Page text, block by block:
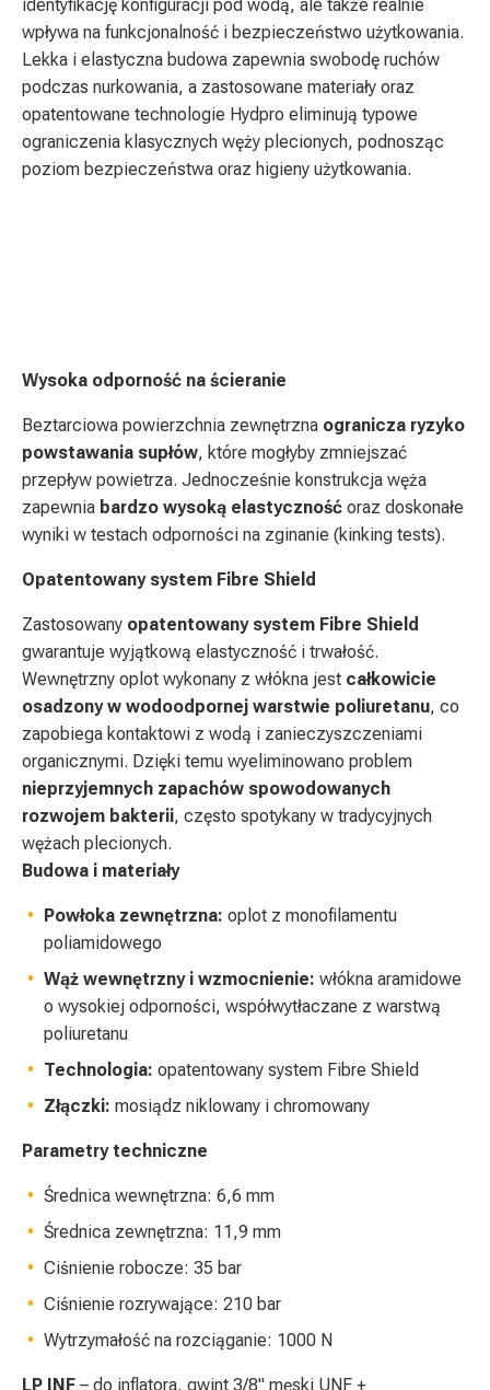
identyfikację konfiguracji pod wodą, ale także realnie
wpływa na funkcjonalność i bezpieczeństwo użytkowania.
Lekka i elastyczna budowa zapewnia swobodę ruchów
podczas nurkowania, a zastosowane materiały oraz
opatentowane technologie Hydpro eliminują typowe
ograniczenia klasycznych węży plecionych, podnosząc
poziom bezpieczeństwa oraz higieny użytkowania.
Wysoka odporność na ścieranie
Beztarciowa powierzchnia zewnętrzna ogranicza ryzyko
powstawania supłów, które mogłyby zmniejszać
przepływ powietrza. Jednocześnie konstrukcja węża
zapewnia bardzo wysoką elastyczność oraz doskonałe
wyniki w testach odporności na zginanie (kinking tests).
Opatentowany system Fibre Shield
Zastosowany opatentowany system Fibre Shield
gwarantuje wyjątkową elastyczność i trwałość.
Wewnętrzny oplot wykonany z włókna jest całkowicie
osadzony w wodoodpornej warstwie poliuretanu, co
zapobiega kontaktowi z wodą i zanieczyszczeniami
organicznymi. Dzięki temu wyeliminowano problem
nieprzyjemnych zapachów spowodowanych
rozwojem bakterii, często spotykany w tradycyjnych
wężach plecionych.
Budowa i materiały
Powłoka zewnętrzna: oplot z monofilamentu
poliamidowego
Wąż wewnętrzny i wzmocnienie: włókna aramidowe
o wysokiej odporności, współwytłaczane z warstwą
poliuretanu
Technologia: opatentowany system Fibre Shield
Złączki: mosiądz niklowany i chromowany
Parametry techniczne
Średnica wewnętrzna: 6,6 mm
Średnica zewnętrzna: 11,9 mm
Ciśnienie robocze: 35 bar
Ciśnienie rozrywające: 210 bar
Wytrzymałość na rozciąganie: 1000 N
LP INF – do inflatora, gwint 3/8" męski UNF +